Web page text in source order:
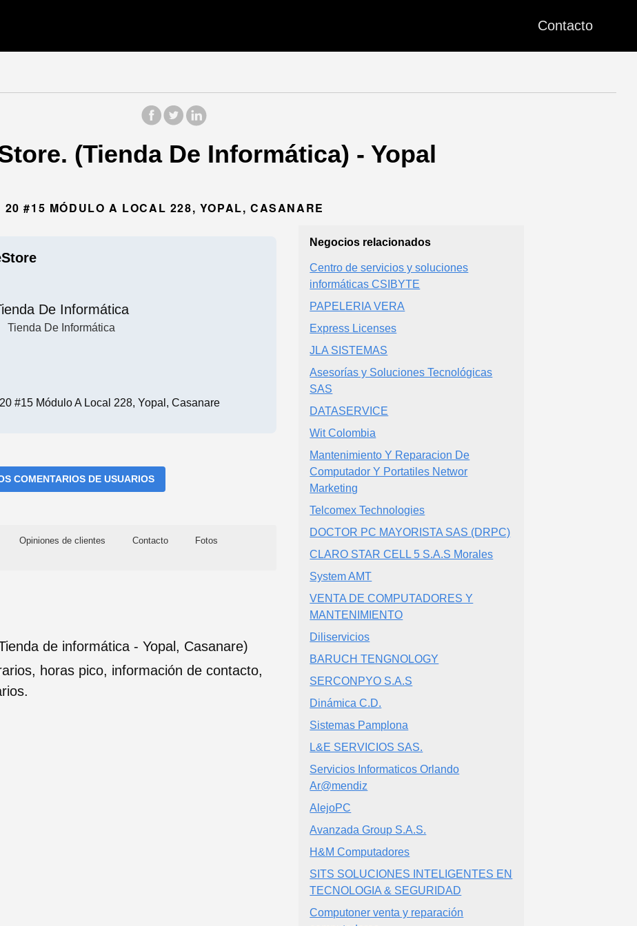
Contacto
(Tienda De Informática) - Yopal
#15 MÓDULO A LOCAL 228, YOPAL, CASANARE
De Informática
Tienda De Informática
#15 Módulo A Local 228, Yopal, Casanare
COMENTARIOS DE USUARIOS
Opiniones de clientes Contacto Fotos
de informática - Yopal, Casanare)
horas pico, información de contacto,
Negocios relacionados
Centro de servicios y soluciones
informáticas CSIBYTE
PAPELERIA VERA
Express Licenses
JLA SISTEMAS
Asesorías y Soluciones Tecnológicas
SAS
DATASERVICE
Wit Colombia
Mantenimiento Y Reparacion De
Computador Y Portatiles Networ
Marketing
Telcomex Technologies
DOCTOR PC MAYORISTA SAS (DRPC)
CLARO STAR CELL 5 S.A.S Morales
System AMT
VENTA DE COMPUTADORES Y
MANTENIMIENTO
Diliservicios
BARUCH TENGNOLOGY
SERCONPYO S.A.S
Dinámica C.D.
Sistemas Pamplona
L&E SERVICIOS SAS.
Servicios Informaticos Orlando
Ar@mendiz
AlejoPC
Avanzada Group S.A.S.
H&M Computadores
SITS SOLUCIONES INTELIGENTES EN
TECNOLOGIA & SEGURIDAD
Computoner venta y reparación